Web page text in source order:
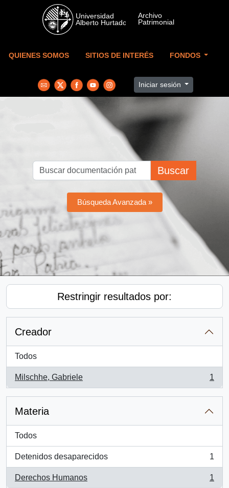
Skip to main content
QUIENES SOMOS SITIOS DE INTERÉS FONDOS
Iniciar sesión
Buscar
Búsqueda Avanzada »
Restringir resultados por:
Creador
Todos
Milschhe, Gabriele
, 1 resultados
1
Materia
Todos
Detenidos desaparecidos
, 1 resultados
1
Derechos Humanos
, 1 resultados
1